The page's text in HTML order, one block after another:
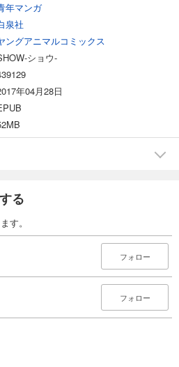
年マンガ
泉社
ングアニマルコミックス
ショウ-
年04月28日
る
す。
フォロー
フォロー